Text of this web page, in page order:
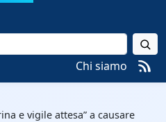
Chi siamo
e vigile attesa” a causare